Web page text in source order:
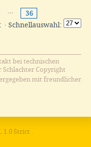
···
36
· Schnellauswahl:
bei technischen
Schlachter Copyright
mit freundlicher
1.0 Strict